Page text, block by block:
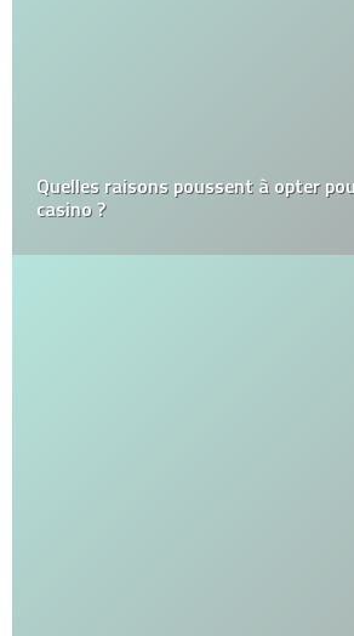
Quelles raisons poussent à opter
casino ?